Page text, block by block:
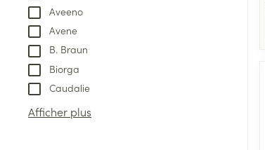
Aveeno
Avene
B. Braun
Biorga
Caudalie
Afficher plus